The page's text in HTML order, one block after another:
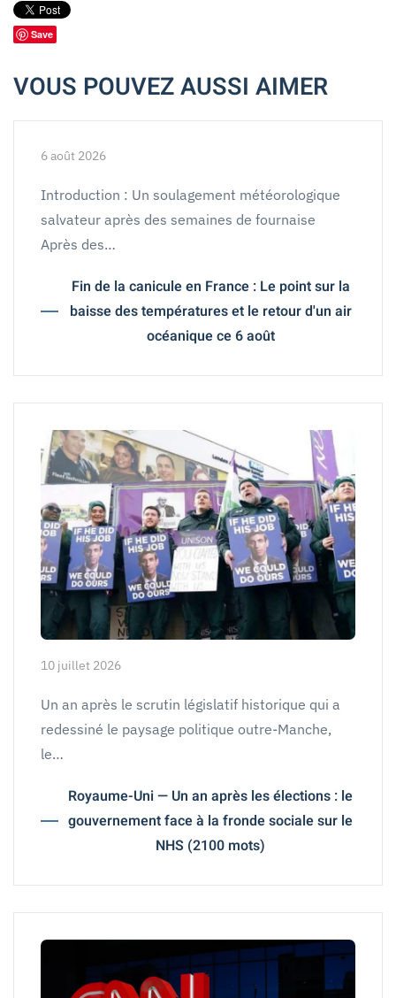
Save
VOUS POUVEZ AUSSI AIMER
6 août 2026
Introduction : Un soulagement météorologique
salvateur après des semaines de fournaise
Après des…
Fin de la canicule en France : Le point sur la
baisse des températures et le retour d'un air
océanique ce 6 août
10 juillet 2026
Un an après le scrutin législatif historique qui a
redessiné le paysage politique outre-Manche,
le…
Royaume-Uni — Un an après les élections : le
gouvernement face à la fronde sociale sur le
NHS (2100 mots)